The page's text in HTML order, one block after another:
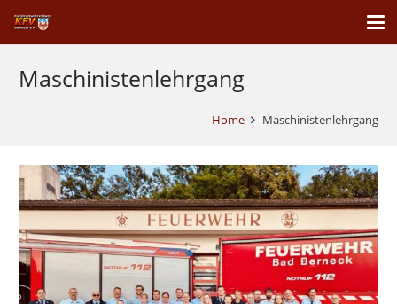
Maschinistenlehrgang
Home Maschinistenlehrgang